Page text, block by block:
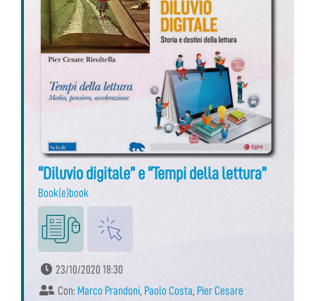
“Diluvio digitale” e “Tempi della lettura”
Book(e)book
23/10/2020 18:30
Con: Marco Prandoni, Paolo Costa, Pier Cesare